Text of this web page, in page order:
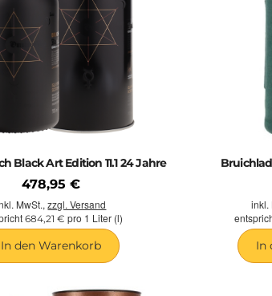
Black Art Edition 11.1 24 Jahre
478,95 €
MwSt.,zzgl. Versand
684,21 € pro 1 Liter (l)
In den Warenkorb
inkl.
In